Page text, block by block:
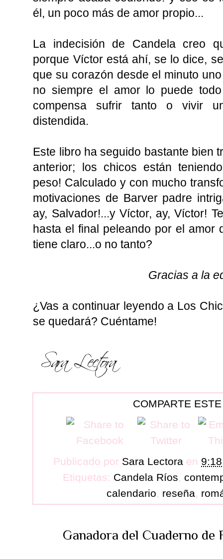
él, un poco más de amor propio...
La indecisión de Candela creo
porque Víctor está ahí, se lo dice,
que su corazón desde el minuto
no siempre el amor lo puede
compensa sufrir tanto o vivir
distendida.
Este libro ha seguido bastante bien
anterior; los chicos están
peso! Calculado y con mucho
motivaciones de Barver padre
ay, Salvador!...y Víctor, ay, Víctor!
hasta el final peleando por el amor
tiene claro...o no tanto?
Gracias a la
¿Vas a continuar leyendo a Los
se quedará? Cuéntame!
COMPARTE
Publicado por Sara Lectora en 9:18
Etiquetas: Candela Ríos,
calendario, reseña,
Ganadora del Cuaderno de